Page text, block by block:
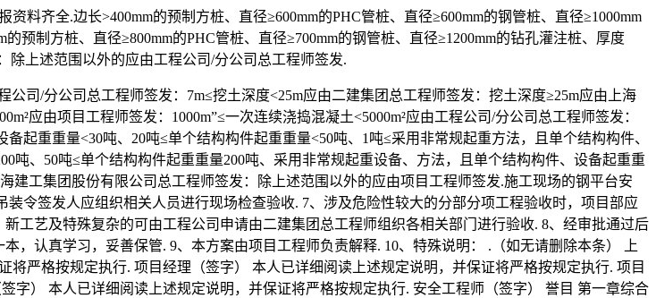
料齐全.边长>400mm的预制方桩、直径≥600mm的PHC管桩、直径≥600mm的钢管桩、直径≥1000mm
预制方桩、直径≥800mm的PHC管桩、直径≥700mm的钢管桩、直径≥1200mm的钻孔灌注桩、厚度
除上述范围以外的应由工程公司/分公司总工程师签发.
司/分公司总工程师签发：7m≤挖土深度<25m应由二建集团总工程师签发：挖土深度≥25m应由上海
应由项目工程师签发：1000m”≤一次连续浇捣混凝土<5000m²应由工程公司/分公司总工程师签发：
起重重量<30吨、20吨≤单个结构构件起重重量<50吨、1吨≤采用非常规起重方法，且单个结构构件、
吨、50吨≤单个结构构件起重重量200吨、采用非常规起重设备、方法，且单个结构构件、设备起重重
建工集团股份有限公司总工程师签发：除上述范围以外的应由项目工程师签发.施工现场的钢平台安
令签发人应组织相关人员进行现场检查验收. 7、涉及危险性较大的分部分项工程验收时，项目部应
工艺及特殊复杂的可由工程公司申请由二建集团总工程师组织各相关部门进行验收. 8、经审批通过后
，认真学习，妥善保管. 9、本方案由项目工程师负责解释. 10、特殊说明： .（如无请删除本条） 上
严格按规定执行. 项目经理（签字） 本人已详细阅读上述规定说明，并保证将严格按规定执行. 项目
） 本人已详细阅读上述规定说明，并保证将严格按规定执行. 安全工程师（签字） 誉目 第一章综合